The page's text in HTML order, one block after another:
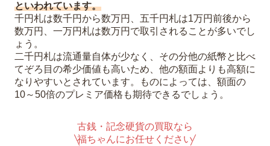
といわれています。
千円札は数千円から数万円、五千円札は1万円前後から
数万円、一万円札は数万円で取引されることが多いでし
ょう。
二千円札は流通量自体が少なく、その分他の紙幣と比べ
てぞろ目の希少価値も高いため、他の額面よりも高額に
なりやすいとされています。ものによっては、額面の
10～50倍のプレミア価格も期待できるでしょう。
古銭・記念硬貨の買取なら
福ちゃんにお任せください